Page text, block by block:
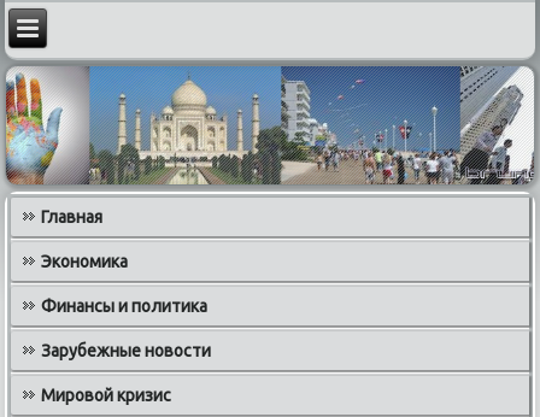
Главная
Экономика
Финансы и политика
Зарубежные новости
Мировой кризис